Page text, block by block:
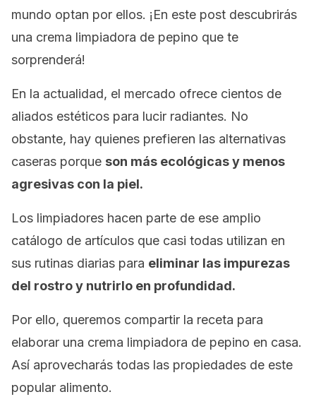
mundo optan por ellos. ¡En este post descubrirás
una crema limpiadora de pepino que te
sorprenderá!
En la actualidad, el mercado ofrece cientos de
aliados estéticos para lucir radiantes. No
obstante, hay quienes prefieren las alternativas
caseras porque son más ecológicas y menos
agresivas con la piel.
Los limpiadores hacen parte de ese amplio
catálogo de artículos que casi todas utilizan en
sus rutinas diarias para eliminar las impurezas
del rostro y nutrirlo en profundidad.
Por ello, queremos compartir la receta para
elaborar una crema limpiadora de pepino en casa.
Así aprovecharás todas las propiedades de este
popular alimento.